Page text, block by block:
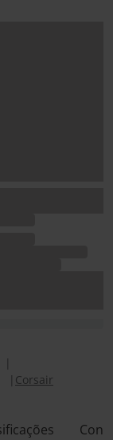
Corsair